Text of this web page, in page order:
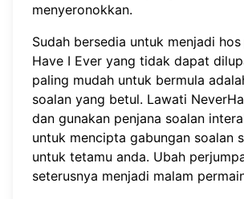
menyeronokkan.
Sudah bersedia untuk menjadi
Have I Ever yang tidak dapat
paling mudah untuk bermula
soalan yang betul. Lawati
dan gunakan penjana soalan
untuk mencipta gabungan soalan
untuk tetamu anda. Ubah
seterusnya menjadi malam